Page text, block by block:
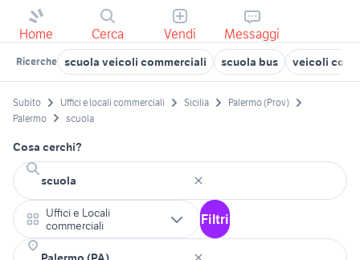
Home Cerca Vendi Messaggi
Ricerche scuola veicoli commerciali scuola bus veicoli
Subito Uffici e locali commerciali Sicilia
Palermo (Prov)
Palermo
scuola
Cosa cerchi?
Uffici e Locali
commerciali
Filtri